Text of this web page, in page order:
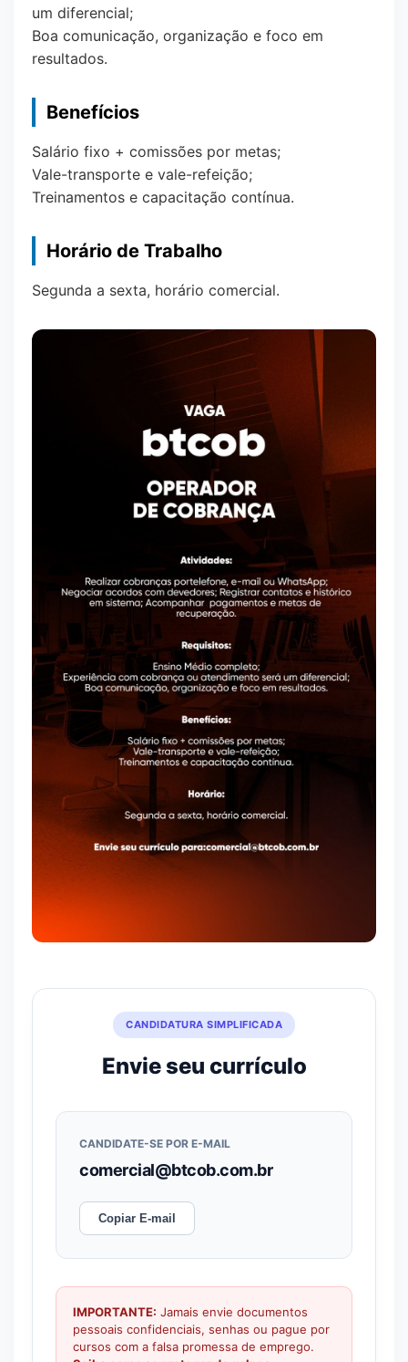
um diferencial;
Boa comunicação, organização e foco em
resultados.
Benefícios
Salário fixo + comissões por metas;
Vale-transporte e vale-refeição;
Treinamentos e capacitação contínua.
Horário de Trabalho
Segunda a sexta, horário comercial.
CANDIDATURA SIMPLIFICADA
Envie seu currículo
CANDIDATE-SE POR E-MAIL
comercial@btcob.com.br
Copiar E-mail
IMPORTANTE: Jamais envie documentos
pessoais confidenciais, senhas ou pague por
cursos com a falsa promessa de emprego.